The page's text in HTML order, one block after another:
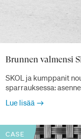
Brunnen valmensi
SKOL ja kumppanit
sparrauksessa:
Lue lisää
CASE